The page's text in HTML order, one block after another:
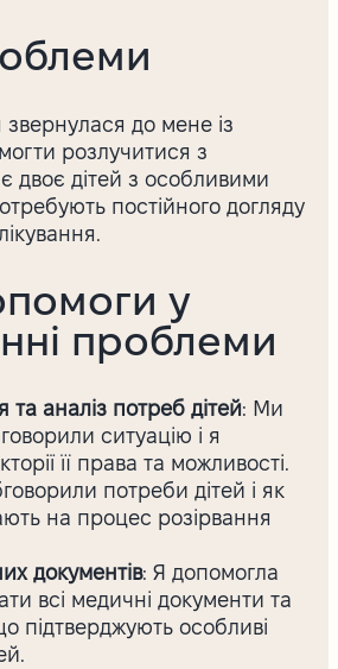
звернулася до мене із
розлучитися з
двоє дітей з особливими
постійного догляду
у
проблеми
та аналіз потреб дітей: Ми
ситуацію і я
її права та можливості.
потреби дітей і як
на процес розірвання
документів: Я допомогла
всі медичні документи та
підтверджують особливі